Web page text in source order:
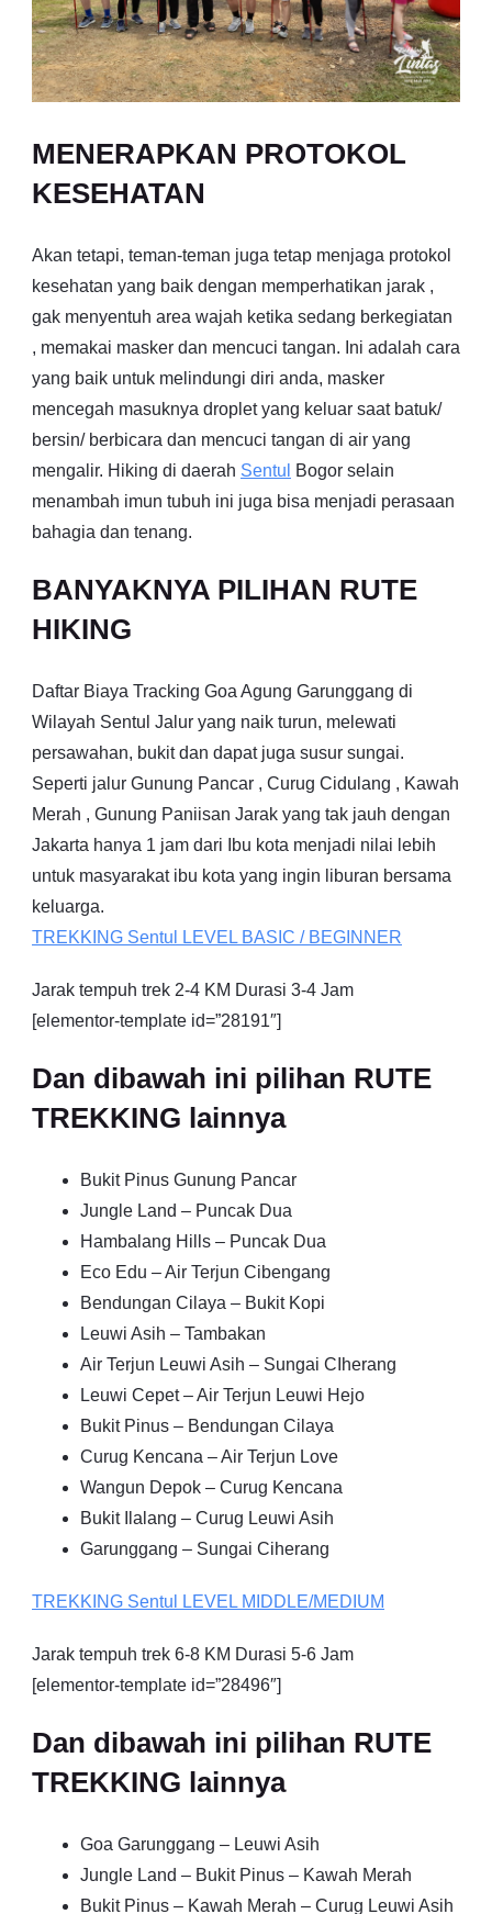
MENERAPKAN PROTOKOL
KESEHATAN
Akan tetapi, teman-teman juga tetap menjaga protokol
kesehatan yang baik dengan memperhatikan jarak ,
gak menyentuh area wajah ketika sedang berkegiatan
, memakai masker dan mencuci tangan. Ini adalah cara
yang baik untuk melindungi diri anda, masker
mencegah masuknya droplet yang keluar saat batuk/
bersin/ berbicara dan mencuci tangan di air yang
mengalir. Hiking di daerah Sentul
Bogor selain
menambah imun tubuh ini juga bisa menjadi perasaan
bahagia dan tenang.
BANYAKNYA PILIHAN RUTE
HIKING
Daftar Biaya Tracking Goa Agung Garunggang di
Wilayah Sentul Jalur yang naik turun, melewati
persawahan, bukit dan dapat juga susur sungai.
Seperti jalur Gunung Pancar , Curug Cidulang , Kawah
Merah , Gunung Paniisan Jarak yang tak jauh dengan
Jakarta hanya 1 jam dari Ibu kota menjadi nilai lebih
untuk masyarakat ibu kota yang ingin liburan bersama
keluarga.
TREKKING Sentul LEVEL BASIC / BEGINNER
Jarak tempuh trek 2-4 KM Durasi 3-4 Jam
[elementor-template id=”28191″]
Dan dibawah ini pilihan RUTE
TREKKING lainnya
Bukit Pinus Gunung Pancar
Jungle Land – Puncak Dua
Hambalang Hills – Puncak Dua
Eco Edu – Air Terjun Cibengang
Bendungan Cilaya – Bukit Kopi
Leuwi Asih – Tambakan
Air Terjun Leuwi Asih – Sungai CIherang
Leuwi Cepet – Air Terjun Leuwi Hejo
Bukit Pinus – Bendungan Cilaya
Curug Kencana – Air Terjun Love
Wangun Depok – Curug Kencana
Bukit Ilalang – Curug Leuwi Asih
Garunggang – Sungai Ciherang
TREKKING Sentul LEVEL MIDDLE/MEDIUM
Jarak tempuh trek 6-8 KM Durasi 5-6 Jam
[elementor-template id=”28496″]
Dan dibawah ini pilihan RUTE
TREKKING lainnya
Goa Garunggang – Leuwi Asih
Jungle Land – Bukit Pinus – Kawah Merah
Bukit Pinus – Kawah Merah – Curug Leuwi Asih